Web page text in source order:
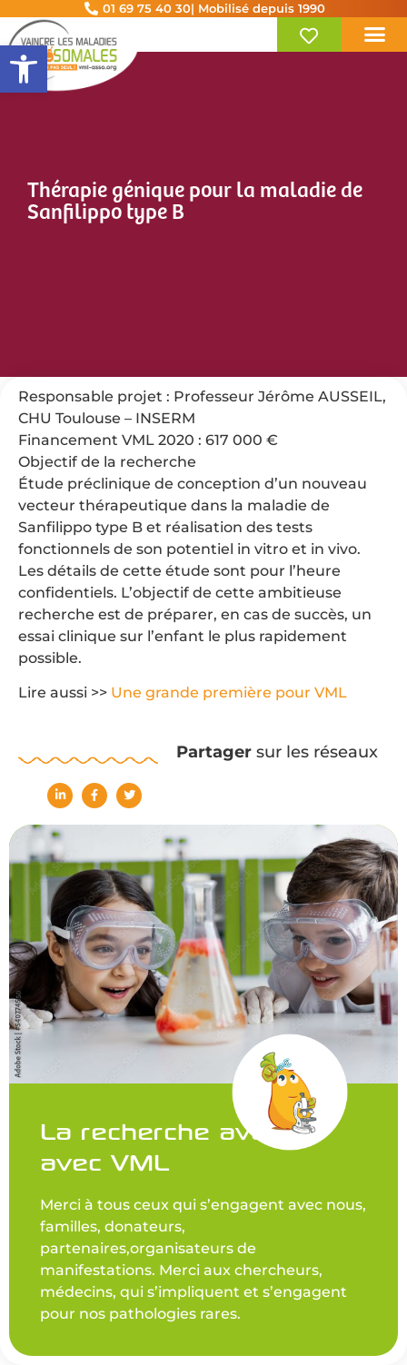
Ouvrir la barre d’outils
01 69 75 40 30| Mobilisé depuis 1990
Thérapie génique pour la maladie de
Sanfilippo type B
Responsable projet : Professeur Jérôme AUSSEIL,
CHU Toulouse – INSERM
Financement VML 2020 : 617 000 €
Objectif de la recherche
Étude préclinique de conception d’un nouveau
vecteur thérapeutique dans la maladie de
Sanfilippo type B et réalisation des tests
fonctionnels de son potentiel in vitro et in vivo.
Les détails de cette étude sont pour l’heure
confidentiels. L’objectif de cette ambitieuse
recherche est de préparer, en cas de succès, un
essai clinique sur l’enfant le plus rapidement
possible.
Lire aussi >> Une grande première pour VML
Partagersur les réseaux
La recherche avance
avec VML
Merci à tous ceux qui s’engagent avec nous,
familles, donateurs,
partenaires,organisateurs de
manifestations. Merci aux chercheurs,
médecins, qui s’impliquent et s’engagent
pour nos pathologies rares.